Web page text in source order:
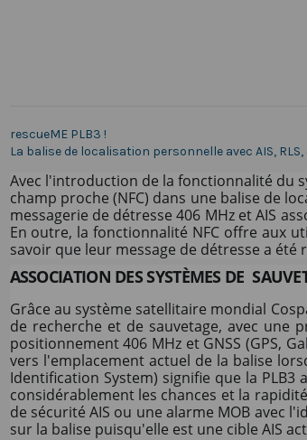
rescueME PLB3 !
La balise de localisation personnelle avec AIS, RLS,
Avec l'introduction de la fonctionnalité du
champ proche (NFC) dans une balise de
messagerie de détresse 406 MHz et AIS
En outre, la fonctionnalité NFC offre aux
savoir que leur message de détresse a
ASSOCIATION DES SYSTÈMES DE
Grâce au système satellitaire mondial
de recherche et de sauvetage, avec une
positionnement 406 MHz et GNSS (GPS,
vers l'emplacement actuel de la balise
Identification System) signifie que la
considérablement les chances et la
de sécurité AIS ou une alarme MOB avec
sur la balise puisqu'elle est une cible AIS